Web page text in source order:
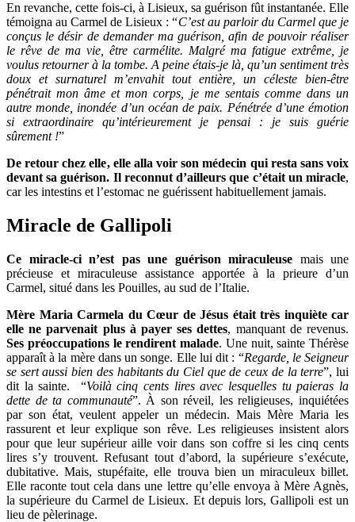
En revanche, cette fois-ci, à Lisieux, sa guérison fût instantanée. Elle
témoigna au Carmel de Lisieux : “C’est au parloir du Carmel que je
conçus le désir de demander ma guérison, afin de pouvoir réaliser
le rêve de ma vie, être carmélite. Malgré ma fatigue extrême, je
voulus retourner à la tombe. A peine étais-je là, qu’un sentiment très
doux et surnaturel m’envahit tout entière, un céleste bien-être
pénétrait mon âme et mon corps, je me sentais comme dans un
autre monde, inondée d’un océan de paix. Pénétrée d’une émotion
si extraordinaire qu’intérieurement je pensai : je suis guérie
sûrement !”
De retour chez elle, elle alla voir son médecin qui resta sans voix
devant sa guérison. Il reconnut d’ailleurs que c’était un miracle,
car les intestins et l’estomac ne guérissent habituellement jamais.
Miracle de Gallipoli
Ce miracle-ci n’est pas une guérison miraculeuse mais une
précieuse et miraculeuse assistance apportée à la prieure d’un
Carmel, situé dans les Pouilles, au sud de l’Italie.
Mère Maria Carmela du Cœur de Jésus était très inquiète car
elle ne parvenait plus à payer ses dettes, manquant de revenus.
Ses préoccupations le rendirent malade. Une nuit, sainte Thérèse
apparaît à la mère dans un songe. Elle lui dit : “Regarde, le Seigneur
se sert aussi bien des habitants du Ciel que de ceux de la terre”, lui
dit la sainte. “Voilà cinq cents lires avec lesquelles tu paieras la
dette de ta communauté”. À son réveil, les religieuses, inquiétées
par son état, veulent appeler un médecin. Mais Mère Maria les
rassurent et leur explique son rêve. Les religieuses insistent alors
pour que leur supérieur aille voir dans son coffre si les cinq cents
lires s’y trouvent. Refusant tout d’abord, la supérieure s’exécute,
dubitative. Mais, stupéfaite, elle trouva bien un miraculeux billet.
Elle raconte tout cela dans une lettre qu’elle envoya à Mère Agnès,
la supérieure du Carmel de Lisieux. Et depuis lors, Gallipoli est un
lieu de pèlerinage.